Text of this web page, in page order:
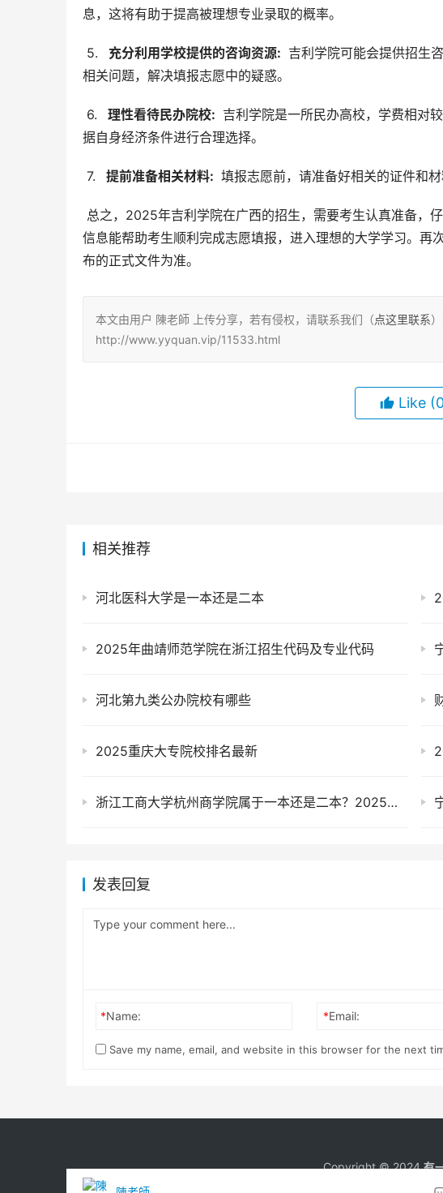
息，这将有助于提高被理想专业录取的概率。
5.
  充分利用学校提供的咨询资源:
吉利学院可能会提供招生
相关问题，解决填报志愿中的疑惑。
6.
  理性看待民办院校:
吉利学院是一所民办高校，学费相对
据自身经济条件进行合理选择。
7.
  提前准备相关材料:
填报志愿前，请准备好相关的证件和
信息能帮助考生顺利完成志愿填报，进入理想的大学学习。再
布的正式文件为准。
本文由用户 陳老師 上传分享，若有侵权，请联系我们（点这里联系
http://www.yyquan.vip/11533.html
Like
相关推荐
河北医科大学是一本还是二本
2025年曲靖师范学院在浙江招生代码及专业代码
河北第九类公办院校有哪些
2025重庆大专院校排名最新
浙江工商大学杭州商学院属于一本还是二本？2025年报考建议及分数线预测
发表回复
*Name: *Email:
Save my name, email, and website in this browser for the next
Copyright © 2024有